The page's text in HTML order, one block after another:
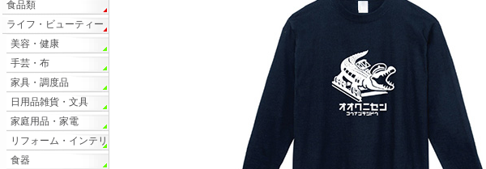
食品類
ライフ・ビューティー
美容・健康
手芸・布
家具・調度品
日用品雑貨・文具
家庭用品・家電
リフォーム・インテリ
ア
食器